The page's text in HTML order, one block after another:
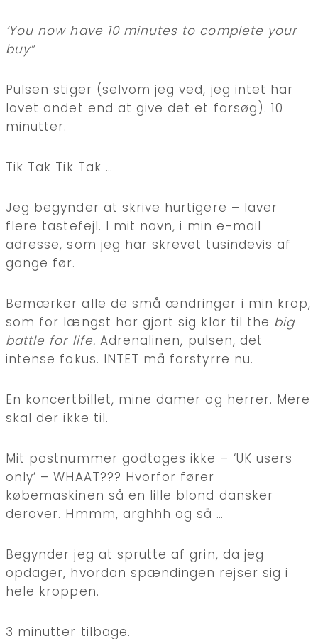
’You now have 10 minutes to complete your
buy”
Pulsen stiger (selvom jeg ved, jeg intet har
lovet andet end at give det et forsøg). 10
minutter.
Tik Tak Tik Tak …
Jeg begynder at skrive hurtigere – laver
flere tastefejl. I mit navn, i min e-mail
adresse, som jeg har skrevet tusindevis af
gange før.
Bemærker alle de små ændringer i min krop,
som for længst har gjort sig klar til the big
battle for life. Adrenalinen, pulsen, det
intense fokus. INTET må forstyrre nu.
En koncertbillet, mine damer og herrer. Mere
skal der ikke til.
Mit postnummer godtages ikke – ‘UK users
only’ – WHAAT??? Hvorfor fører
købemaskinen så en lille blond dansker
derover. Hmmm, arghhh og så …
Begynder jeg at sprutte af grin, da jeg
opdager, hvordan spændingen rejser sig i
hele kroppen.
3 minutter tilbage.